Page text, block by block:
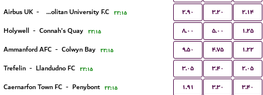
Airbus UK - Cardiff Metropolitan University F.C. ۲۲:۱۵ ۲.۹۰ ۳.۲۰ ۲.۱۴
Holywell - Connah's Quay ۲۲:۱۵ ۸.۰۰ ۵.۰۰ ۱.۲۵
Ammanford AFC - Colwyn Bay ۲۲:۱۵ ۹.۵۰ ۴.۷۵ ۱.۲۲
Trefelin - Llandudno FC ۲۲:۱۵ ۳.۰۵ ۳.۴۰ ۲.۰۵
Caernarfon Town FC - Penybont ۲۲:۱۵ ۱.۹۱ ۳.۳۰ ۳.۴۰